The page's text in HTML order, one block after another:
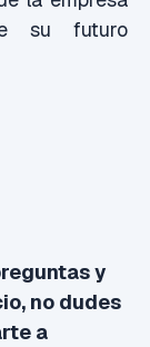
su futuro
y
no dudes
a